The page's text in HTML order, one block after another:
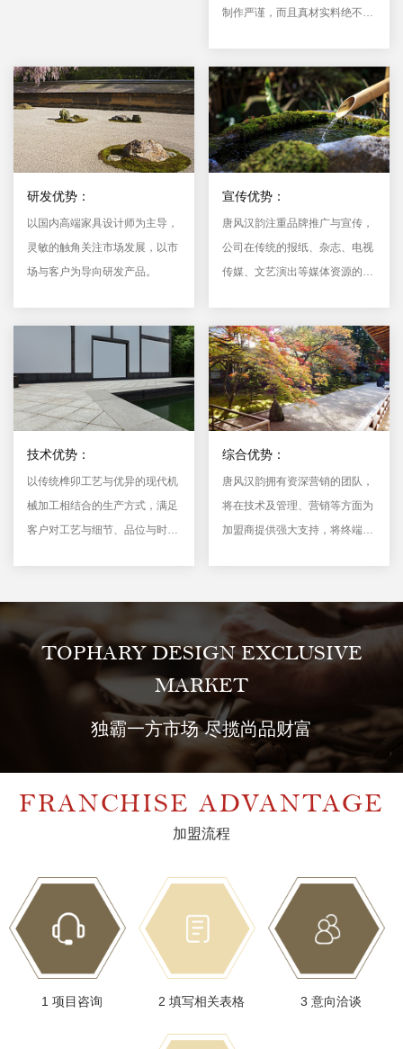
制作严谨，而且真材实料绝不偷
户感受到私人定制木作家居的自
然魅力。
产品优势
PRODUCT ADVANTAGE
研发优势：
以国内高端家具设计师为主导，
灵敏的触角关注市场发展，以市
场与客户为导向研发产品。
研发优势
DEVELOPMENT ADVANTAGE
宣传优势：
唐风汉韵注重品牌推广与宣传，
公司在传统的报纸、杂志、电视
传媒、文艺演出等媒体资源的基
商的宣传、销售更加轻松、有
效。
宣传优势
PROPAGANDA ADVANTAGE
技术优势：
以传统榫卯工艺与优异的现代机
械加工相结合的生产方式，满足
客户对工艺与细节、品位与时间
技术优势
TECHNOLOGY ADVANTAGE
综合优势：
唐风汉韵拥有资深营销的团队，
将在技术及管理、营销等方面为
加盟商提供强大支持，将终端盈
综合优势
COMPREHENSIVE
ADVANTAGES
TOPHARY DESIGN EXCLUSIVE
MARKET
独霸一方市场 尽揽尚品财富
FRANCHISE ADVANTAGE
加盟流程
1 项目咨询 2 填写相关表格 3 意向洽谈